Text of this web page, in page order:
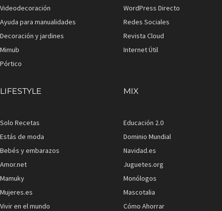
Videodecoración
Ayuda para manualidades
Decoración y jardines
Mimub
Pórtico
WordPress Directo
Redes Sociales
Revista Cloud
Internet Útil
LIFESTYLE
Solo Recetas
Estás de moda
Bebés y embarazos
Amor.net
Mamuky
Mujeres.es
Vivir en el mundo
MIX
Educación 2.0
Dominio Mundial
Navidad.es
Juguetes.org
Monólogos
Mascotalia
Cómo Ahorrar